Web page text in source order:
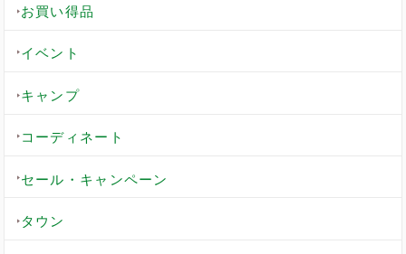
お買い得品
イベント
キャンプ
コーディネート
セール・キャンペーン
タウン